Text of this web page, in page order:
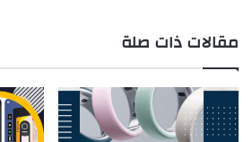
مقالات ذات صلة